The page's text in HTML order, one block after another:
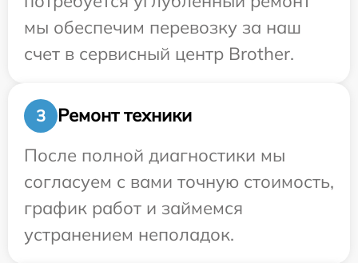
мы обеспечим перевозку за наш
счет в сервисный центр Brother.
3
Ремонт техники
После полной диагностики мы
согласуем с вами точную стоимость,
график работ и займемся
устранением неполадок.